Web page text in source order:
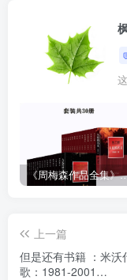
《周梅森作品
上一篇
但是还有书籍 ：米沃
歌：1981-2001